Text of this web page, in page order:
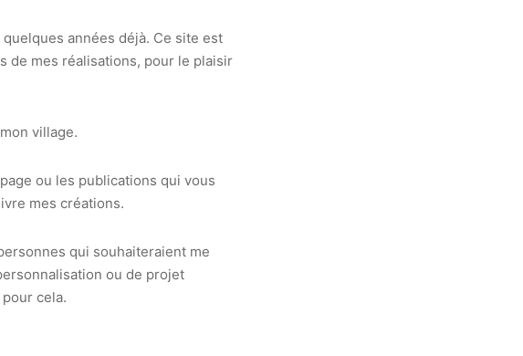
années déjà. Ce site est
de mes réalisations, pour le plaisir
village.
ou les publications qui vous
mes créations.
qui souhaiteraient me
ou de projet
cela.